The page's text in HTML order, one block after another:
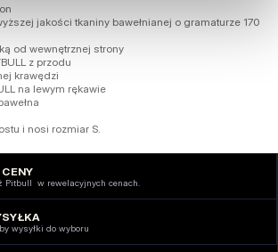
jakości tkaniny bawełnianej o gramaturze 170
od wewnętrznej strony
z przodu
krawędzi
na lewym rękawie
i nosi rozmiar S.
Pitbull w rewelacyjnych cenach.
wysyłki do wyboru